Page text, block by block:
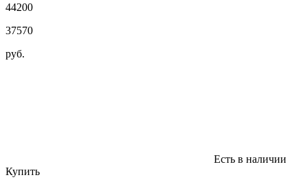
44200
37570
руб.
Есть в наличии
Купить